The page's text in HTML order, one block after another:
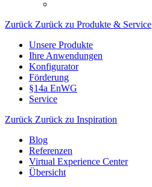
Zurück Zurück zu Produkte & Service
Unsere Produkte
Ihre Anwendungen
Konfigurator
Förderung
§14a EnWG
Service
Zurück Zurück zu Inspiration
Blog
Referenzen
Virtual Experience Center
Übersicht